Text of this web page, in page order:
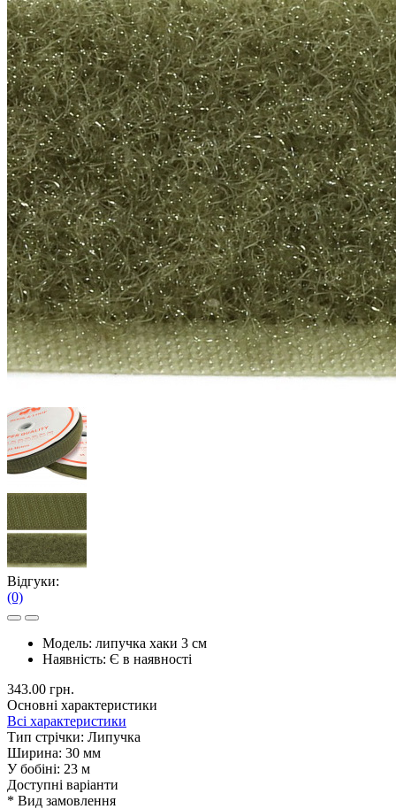
Відгуки:
(0)
Модель: липучка хаки 3 см
Наявність: Є в наявності
343.00 грн.
Основні характеристики
Всі характеристики
Тип стрічки: Липучка
Ширина: 30 мм
У бобіні: 23 м
Доступні варіанти
* Вид замовлення